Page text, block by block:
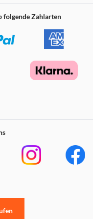
folgende Zahlarten